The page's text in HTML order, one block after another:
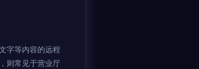
字等内容的远程
则常见于营业厅